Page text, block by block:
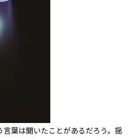
葉は聞いたことがあるだろう。揺